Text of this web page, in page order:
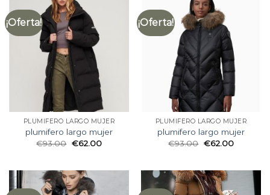
¡Oferta!
PLUMIFERO LARGO MUJER
plumifero largo mujer
€93.00 €62.00
¡Oferta!
PLUMIFERO LARGO MUJER
plumifero largo mujer
€93.00 €62.00